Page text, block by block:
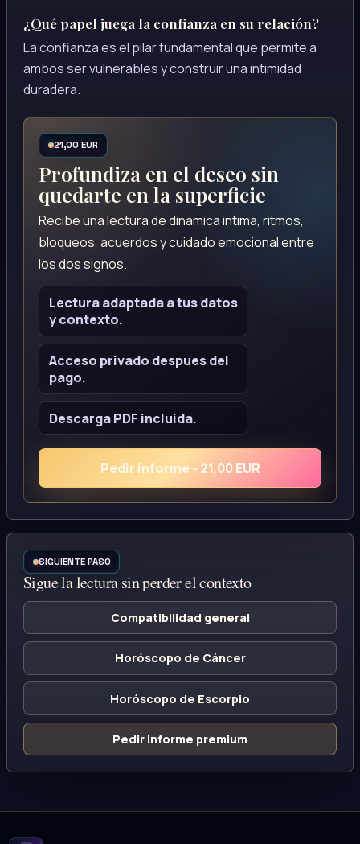
¿Qué papel juega la confianza en su relación?
La confianza es el pilar fundamental que permite a
ambos ser vulnerables y construir una intimidad
duradera.
21,00 EUR
Profundiza en el deseo sin
quedarte en la superficie
Recibe una lectura de dinamica intima, ritmos,
bloqueos, acuerdos y cuidado emocional entre
los dos signos.
Lectura adaptada a tus datos
y contexto.
Acceso privado despues del
pago.
Descarga PDF incluida.
Pedir informe - 21,00 EUR
SIGUIENTE PASO
Sigue la lectura sin perder el contexto
Compatibilidad general
Horóscopo de Cáncer
Horóscopo de Escorpio
Pedir informe premium